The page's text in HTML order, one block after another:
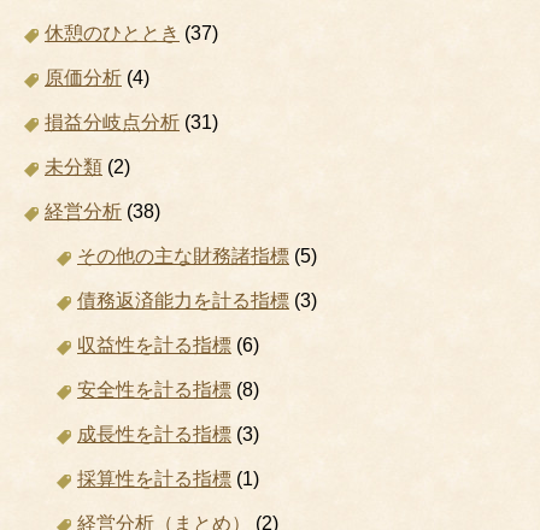
休憩のひととき (37)
原価分析 (4)
損益分岐点分析 (31)
未分類 (2)
経営分析 (38)
その他の主な財務諸指標 (5)
債務返済能力を計る指標 (3)
収益性を計る指標 (6)
安全性を計る指標 (8)
成長性を計る指標 (3)
採算性を計る指標 (1)
経営分析（まとめ） (2)